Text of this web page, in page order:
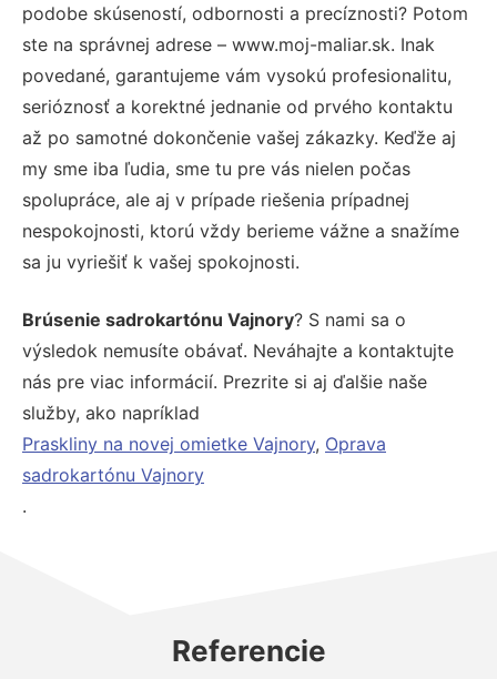
podobe skúseností, odbornosti a precíznosti? Potom
ste na správnej adrese – www.moj-maliar.sk. Inak
povedané, garantujeme vám vysokú profesionalitu,
serióznosť a korektné jednanie od prvého kontaktu
až po samotné dokončenie vašej zákazky. Keďže aj
my sme iba ľudia, sme tu pre vás nielen počas
spolupráce, ale aj v prípade riešenia prípadnej
nespokojnosti, ktorú vždy berieme vážne a snažíme
sa ju vyriešiť k vašej spokojnosti.
Brúsenie sadrokartónu Vajnory? S nami sa o
výsledok nemusíte obávať. Neváhajte a kontaktujte
nás pre viac informácií. Prezrite si aj ďalšie naše
služby, ako napríklad
Praskliny na novej omietke Vajnory, Oprava
sadrokartónu Vajnory
.
Referencie